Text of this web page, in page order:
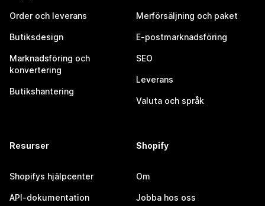
Order och leverans
Butiksdesign
Marknadsföring och
konvertering
Butikshantering
Merförsäljning och paket
E-postmarknadsföring
SEO
Leverans
Valuta och språk
Resurser
Shopifys hjälpcenter
API-dokumentation
Shopify
Om
Jobba hos oss